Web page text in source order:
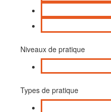
Niveaux de pratique
Types de pratique